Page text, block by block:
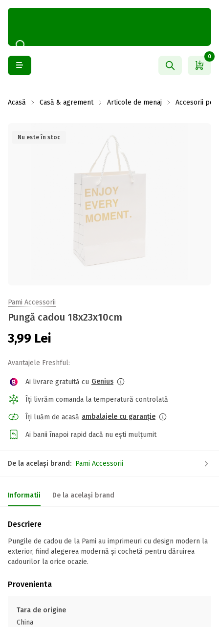
0
Acasă Casă & agrement Articole de menaj Accesorii
Nu este în stoc
Pami Accessorii
Pungă cadou 18x23x10cm
3,99 Lei
Avantajele Freshful:
Ai livrare gratuită cu Genius
Îți livrăm comanda la temperatură controlată
Îți luăm de acasă ambalajele cu garanție
Ai banii înapoi rapid dacă nu ești mulțumit
De la același brand: Pami Accessorii
Informatii De la același brand
Descriere
Pungile de cadou de la Pami au imprimeuri cu design modern la
exterior, fiind alegerea modernă și cochetă pentru dăruirea
cadourilor la orice ocazie.
Provenienta
Tara de origine
China